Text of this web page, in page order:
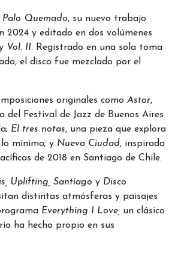
Palo Quemado, su nuevo trabajo
2024 y editado en dos volúmenes
Vol. II. Registrado en una sola toma
el disco fue mezclado por el
originales como Astor,
Festival de Jazz de Buenos Aires
El tres notas, una pieza que explora
mínimo; y Nueva Ciudad, inspirada
de 2018 en Santiago de Chile.
Uplifting, Santiago y Disco
distintas atmósferas y paisajes
Everything I Love, un clásico
ha hecho propio en sus